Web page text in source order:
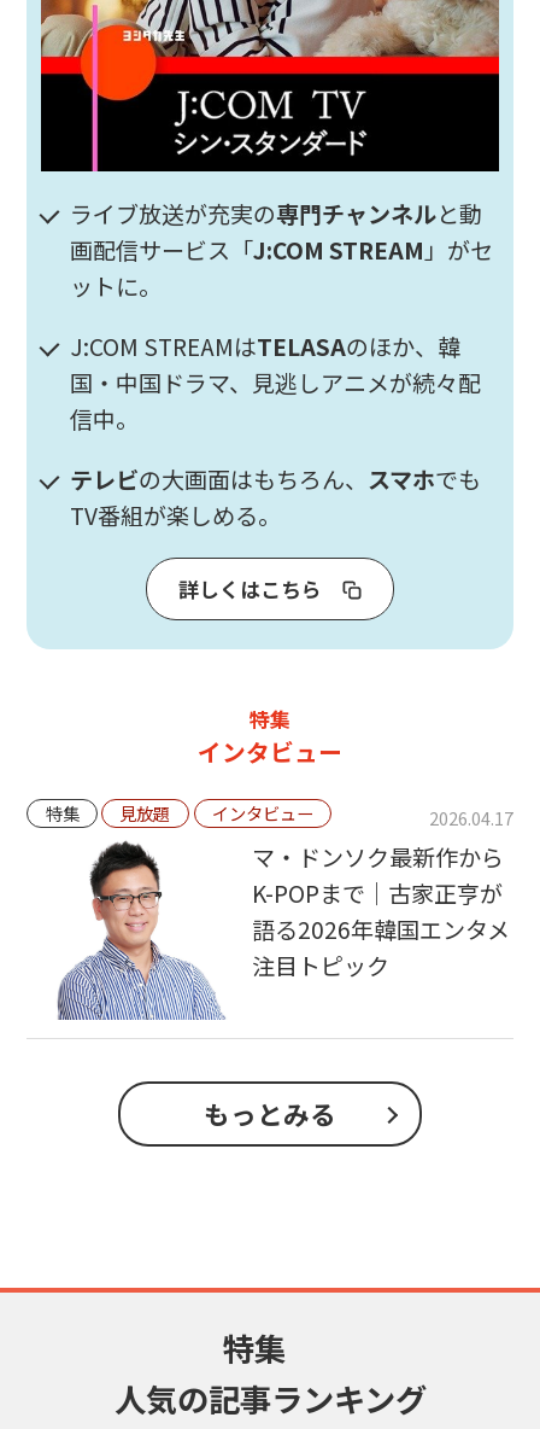
ライブ放送が充実の専門チャンネルと動
画配信サービス「J:COM STREAM 」がセ
ットに。
J:COM STREAMはTELASAのほか、韓
国・中国ドラマ、見逃しアニメが続々配
信中。
テレビの大画面はもちろん、 スマホでも
TV番組が楽しめる。
詳しくはこちら
特集
インタビュー
特集 見放題 インタビュー 2026.04.17
マ・ドンソク最新作から
K-POPまで｜古家正亨が
語る2026年韓国エンタメ
注目トピック
もっとみる
特集
人気の記事ランキング